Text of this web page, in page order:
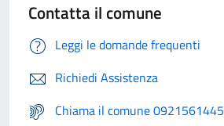
Contatta il comune
Leggi le domande frequenti
Richiedi Assistenza
Chiama il comune 0921561445